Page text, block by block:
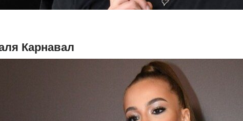
Карнавал